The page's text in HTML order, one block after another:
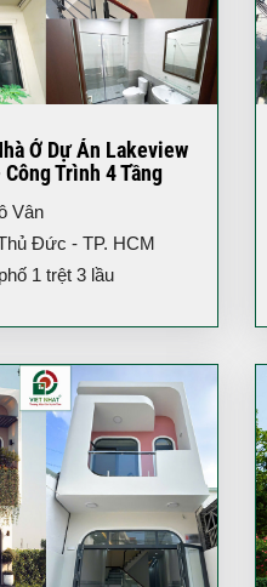
Ở Dự Án Lakeview
Trình 4 Tầng
Vân
Đức - TP. HCM
1 trệt 3 lầu